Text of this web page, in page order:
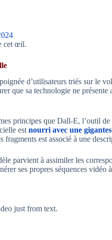
cet œil.
d’utilisateurs triés sur le
que sa technologie ne
principes que Dall-E, l’outil
estnourri avec une
fragments est associé à une
parvient à assimiler les
ses propres séquences vidéo
just from text.